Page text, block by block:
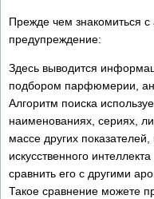
Прежде чем знакомиться
предупреждение:
Здесь выводится
подбором парфюмерии,
Алгоритм поиска
наименованиях, сериях,
массе других
искусственного
сравнить его с другими
Такое сравнение можете